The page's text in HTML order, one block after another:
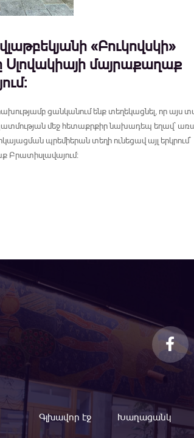
«Բուկովսկի»
Սլովակիայի մայրաքաղաք
ցանկանում ենք տեղեկացնել, որ այս
մեջ հետաքրքիր նախադեպ եղավ`
պրեմիերան տեղի ունեցավ այլ երկրում`
Բրատիսլավայում:
Գլխավոր էջ Խաղացանկ